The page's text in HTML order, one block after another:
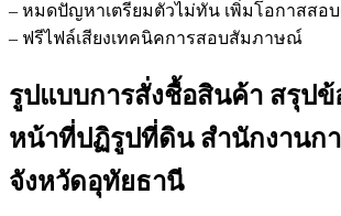
– หมดปัญหาเตรียมตัวไม่ทัน เพิ่มโอกาสสอ
– ฟรีไฟล์เสียงเทคนิคการสอบสัมภาษณ์
รูปแบบการสั่งชื้อสินค้า สรุปข้
หน้าที่ปฏิรูปที่ดิน สำนักงานก
จังหวัดอุทัยธานี